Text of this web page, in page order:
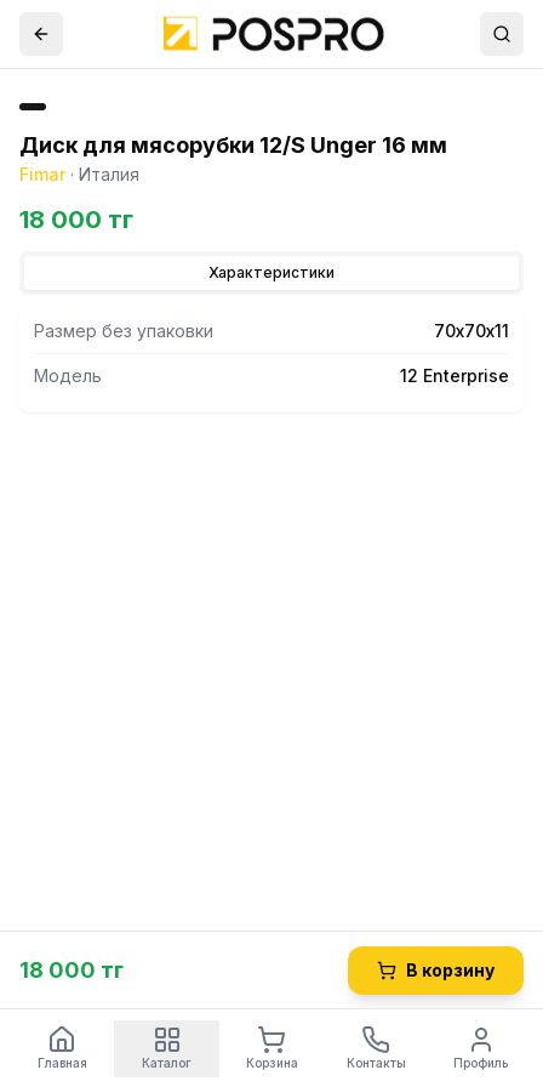
Диск для мясорубки 12/S Unger 16 мм
Fimar· Италия
18 000 тг
Характеристики
Размер без упаковки 70х70х11
Модель 12 Enterprise
18 000 тг В корзину
Главная Каталог Корзина Контакты Профиль